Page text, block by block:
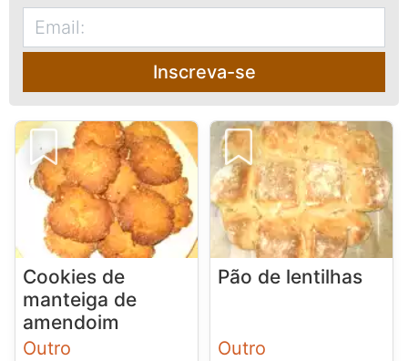
Inscreva-se
Cookies de
manteiga de
amendoim
Outro
Pão de lentilhas
Outro